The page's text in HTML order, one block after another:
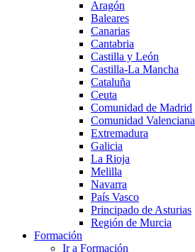
Aragón
Baleares
Canarias
Cantabria
Castilla y León
Castilla-La Mancha
Cataluña
Ceuta
Comunidad de Madrid
Comunidad Valenciana
Extremadura
Galicia
La Rioja
Melilla
Navarra
País Vasco
Principado de Asturias
Región de Murcia
Formación
Ir a Formación